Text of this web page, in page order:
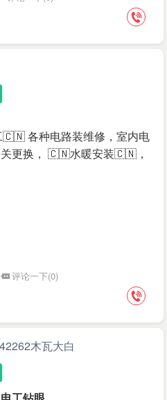
各种电路装维修，室内电
关更换， 🇨🇳水暖安装🇨🇳，
评论一下(0)
木瓦大白